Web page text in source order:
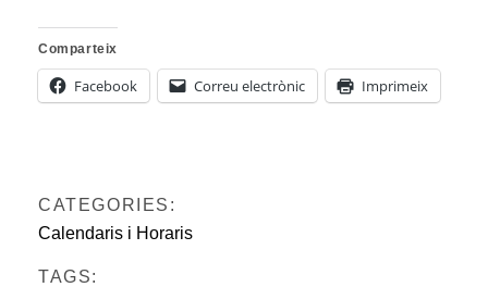
Comparteix
Facebook Correu electrònic Imprimeix
CATEGORIES:
Calendaris i Horaris
TAGS: